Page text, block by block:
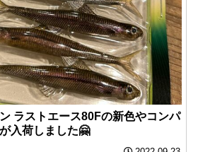
ラストエース80Fの新色やコンパ
入荷しました🤗